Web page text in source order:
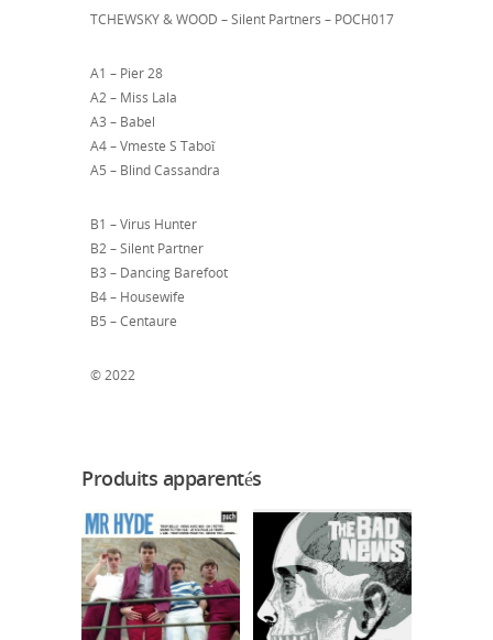
TCHEWSKY & WOOD – Silent Partners – POCH017
A1 – Pier 28
A2 – Miss Lala
A3 – Babel
A4 – Vmeste S Taboĩ
A5 – Blind Cassandra
B1 – Virus Hunter
B2 – Silent Partner
B3 – Dancing Barefoot
B4 – Housewife
B5 – Centaure
© 2022
Produits apparentés